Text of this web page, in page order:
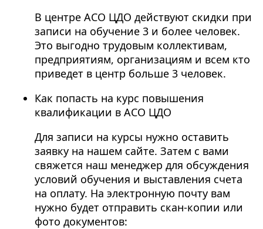
В центре АСО ЦДО действуют скидки при
записи на обучение 3 и более человек.
Это выгодно трудовым коллективам,
предприятиям, организациям и всем кто
приведет в центр больше 3 человек.
Как попасть на курс повышения
квалификации в АСО ЦДО
Для записи на курсы нужно оставить
заявку на нашем сайте. Затем с вами
свяжется наш менеджер для обсуждения
условий обучения и выставления счета
на оплату. На электронную почту вам
нужно будет отправить скан-копии или
фото документов: